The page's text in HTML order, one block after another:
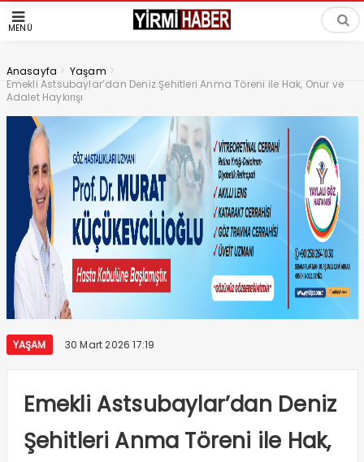
MENÜ
Anasayfa > Yaşam >
Emekli Astsubaylar’dan Deniz Şehitleri Anma Töreni ile Hak, Onur ve
Adalet Haykırışı
YAŞAM 30 Mart 2026 17:19
Emekli Astsubaylar’dan Deniz
Şehitleri Anma Töreni ile Hak,